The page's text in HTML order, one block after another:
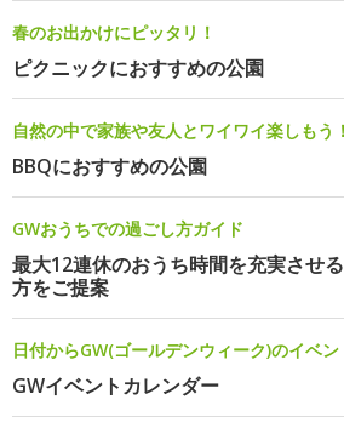
春のお出かけにピッタリ！
ピクニックにおすすめの公園
自然の中で家族や友人とワイワイ楽しもう！
BBQにおすすめの公園
GWおうちでの過ごし方ガイド
最大12連休のおうち時間を充実させ
方をご提案
日付からGW(ゴールデンウィーク)のイベ
GWイベントカレンダー